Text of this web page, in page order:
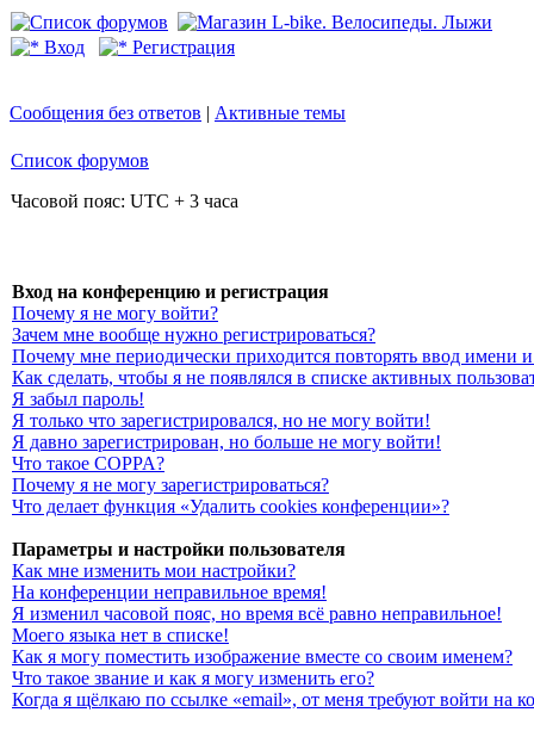
Вход Регистрация
Сообщения без ответов | Активные темы
Список форумов
Часовой пояс: UTC + 3 часа
Вход на конференцию и регистрация
Почему я не могу войти?
Зачем мне вообще нужно регистрироваться?
Почему мне периодически приходится повторять ввод имени
Как сделать, чтобы я не появлялся в списке активных
Я забыл пароль!
Я только что зарегистрировался, но не могу войти!
Я давно зарегистрирован, но больше не могу войти!
Что такое COPPA?
Почему я не могу зарегистрироваться?
Что делает функция «Удалить cookies конференции»?
Параметры и настройки пользователя
Как мне изменить мои настройки?
На конференции неправильное время!
Я изменил часовой пояс, но время всё равно неправильное!
Моего языка нет в списке!
Как я могу поместить изображение вместе со своим именем?
Что такое звание и как я могу изменить его?
Когда я щёлкаю по ссылке «email», от меня требуют войти на